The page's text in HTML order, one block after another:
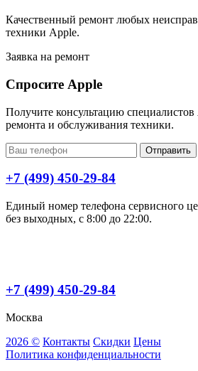
Качественный ремонт любых
техники Apple.
Заявка на ремонт
Спросите Apple
Получите консультацию
ремонта и обслуживания техники.
Отправить
+7 (499) 450-29-84
Единый номер телефона сервисного
без выходных, с 8:00 до 22:00.
+7 (499) 450-29-84
Москва
2026 © Контакты Скидки Цены
Политика конфиденциальности